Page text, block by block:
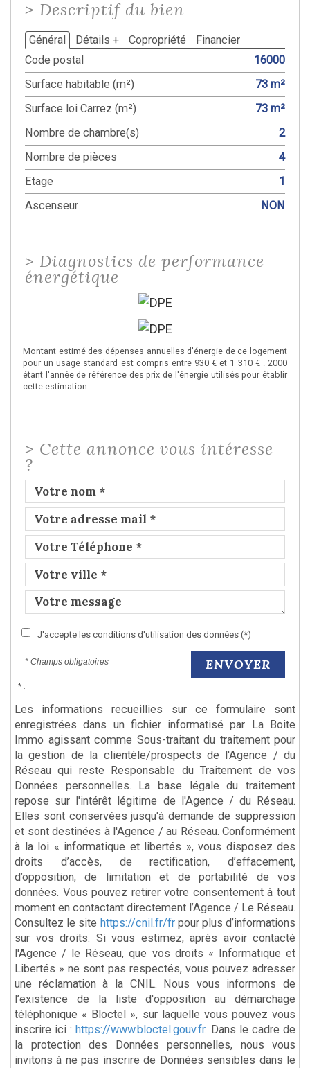
> Descriptif du bien
Général Détails + Copropriété
Financier
Code postal
16000
Surface habitable (m²)
73 m²
Surface loi Carrez (m²)
73 m²
Nombre de chambre(s)
2
Nombre de pièces
4
Etage
1
Ascenseur
NON
> Diagnostics de performance
énergétique
Montant estimé des dépenses annuelles d'énergie de ce logement
pour un usage standard est compris entre 930 € et 1 310 € . 2000
étant l'année de référence des prix de l'énergie utilisés pour établir
cette estimation.
> Cette annonce vous intéresse
?
J'accepte les conditions d'utilisation des données (*)
* Champs obligatoires ENVOYER
* :
Les informations recueillies sur ce formulaire sont
enregistrées dans un fichier informatisé par La Boite
Immo agissant comme Sous-traitant du traitement pour
la gestion de la clientèle/prospects de l'Agence / du
Réseau qui reste Responsable du Traitement de vos
Données personnelles. La base légale du traitement
repose sur l'intérêt légitime de l'Agence / du Réseau.
Elles sont conservées jusqu'à demande de suppression
et sont destinées à l'Agence / au Réseau. Conformément
à la loi « informatique et libertés », vous disposez des
droits d’accès, de rectification, d’effacement,
d’opposition, de limitation et de portabilité de vos
données. Vous pouvez retirer votre consentement à tout
moment en contactant directement l’Agence / Le Réseau.
Consultez le site https://cnil.fr/frpour plus d’informations
sur vos droits. Si vous estimez, après avoir contacté
l'Agence / le Réseau, que vos droits « Informatique et
Libertés » ne sont pas respectés, vous pouvez adresser
une réclamation à la CNIL. Nous vous informons de
l’existence de la liste d'opposition au démarchage
téléphonique « Bloctel », sur laquelle vous pouvez vous
inscrire ici : https://www.bloctel.gouv.fr. Dans le cadre de
la protection des Données personnelles, nous vous
invitons à ne pas inscrire de Données sensibles dans le